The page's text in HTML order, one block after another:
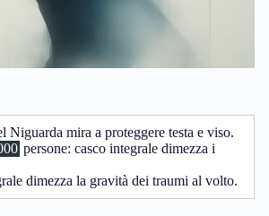
Niguarda mira a proteggere testa e viso.
persone: casco integrale dimezza i
dimezza la gravità dei traumi al volto.